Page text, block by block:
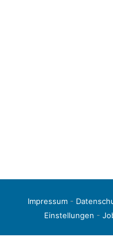
Impressum-
Einstellungen -